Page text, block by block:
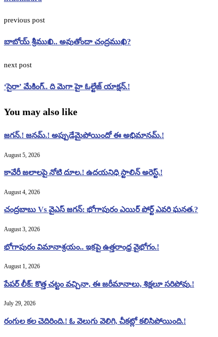
previous post
బాబోయ్‌ శ్రీముఖి.. అవుతోందా చంద్రముఖి?
next post
‘సైరా’ మేకింగ్‌.. ది మెగా హై ఓల్టేజ్ యాక్షన్.!
You may also like
జగన్.! జనమ్.! అప్పుడేమైపోయిందో ఈ అభిమానమ్.!
August 5, 2026
కావేరీ జలాలపై నోటి దూల.! ఉదయనిధి స్టాలిన్ అరెస్ట్.!
August 4, 2026
చంద్రబాబు Vs వైఎస్ జగన్: భోగాపురం ఎయిర్ పోర్ట్ ఎవరి ఘనత.?
August 3, 2026
భోగాపురం విమానాశ్రయం.. ఇకపై ఉత్తరాంధ్ర వైభోగం.!
August 1, 2026
పేపర్ లీక్: కొత్త చట్టం వచ్చినా, ఈ జరీమానాలు, శిక్షలూ సరిపోవు.!
July 29, 2026
రంగుల కల చెదిరింది.! ఓ వెలుగు వెలిగి, చీకట్లో కలిసిపోయింది.!